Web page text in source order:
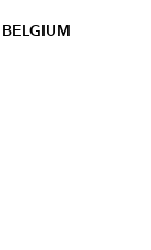
BELGIUM